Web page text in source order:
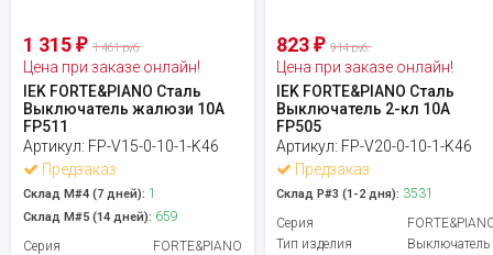
1 315 ₽ 1 461 руб.
Цена при заказе онлайн!
IEK FORTE&PIANO Сталь
Выключатель жалюзи 10А
FP511
Артикул: FP-V15-0-10-1-K46
Предзаказ
Склад М#4 (7 дней): 1
Склад М#5 (14 дней): 659
Серия
FORTE&PIANO
823₽ 914 руб.
Цена при заказе онлайн!
IEK FORTE&PIANO Сталь
Выключатель 2-кл 10А
FP505
Артикул: FP-V20-0-10-1-K46
Предзаказ
Склад Р#3 (1-2 дня): 3531
Серия
Тип изделия
Выключатель